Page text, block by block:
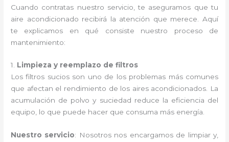
Cuando contratas nuestro servicio, te aseguramos que tu
aire acondicionado recibirá la atención que merece. Aquí
te explicamos en qué consiste nuestro proceso de
mantenimiento:
1. Limpieza y reemplazo de filtros
Los filtros sucios son uno de los problemas más comunes
que afectan el rendimiento de los aires acondicionados. La
acumulación de polvo y suciedad reduce la eficiencia del
equipo, lo que puede hacer que consuma más energía.
Nuestro servicio: Nosotros nos encargamos de limpiar y,